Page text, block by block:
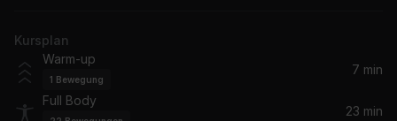
Can't Get Enough (feat. Sean Paul) [Dutty Remix]
Sean Paul, Jennifer Lopez
La Botella
Kursplan
Warm-up
1 Bewegung
7 min
Full Body
23 min